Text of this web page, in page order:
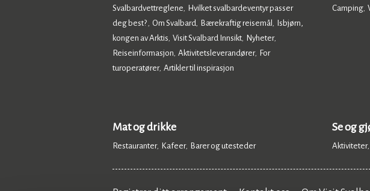
Svalbardvettreglene,
Hvilket svalbardeventyr passer
deg best?, Om Svalbard, Bærekraftig reisemål ,
Isbjørn,
kongen av Arktis, Visit Svalbard Innsikt, Nyheter,
Reiseinformasjon, Aktivitetsleverandører,
For
turoperatører, Artikler til inspirasjon
Camping,
Mat og drikke
Restauranter, Kafeer, Barer og utesteder,
Se og
Aktiviteter,